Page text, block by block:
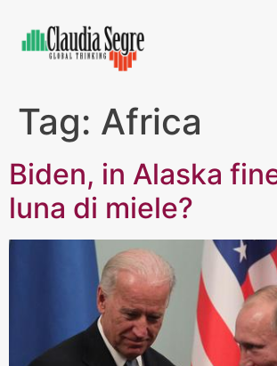
Tag: Africa
Biden, in Alaska
luna di miele?